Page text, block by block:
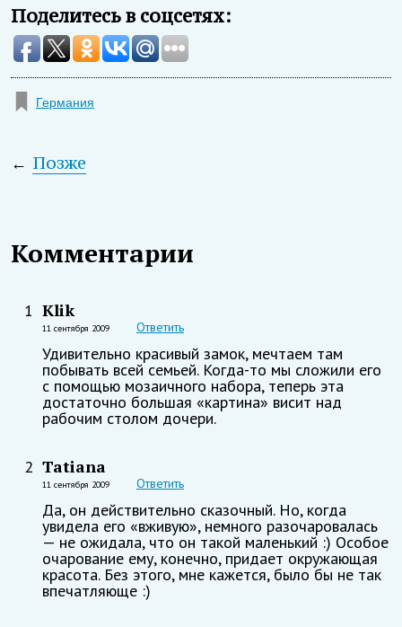
Поделитесь в соцсетях:
Германия
← Позже
Комментарии
1 Klik
11 сентября 2009 Ответить
Удивительно красивый замок, мечтаем там
побывать всей семьей. Когда-то мы сложили его
с помощью мозаичного набора, теперь эта
достаточно большая «картина» висит над
рабочим столом дочери.
2 Tatiana
11 сентября 2009 Ответить
Да, он действительно сказочный. Но, когда
увидела его «вживую», немного разочаровалась
— не ожидала, что он такой маленький :) Особое
очарование ему, конечно, придает окружающая
красота. Без этого, мне кажется, было бы не так
впечатляюще :)